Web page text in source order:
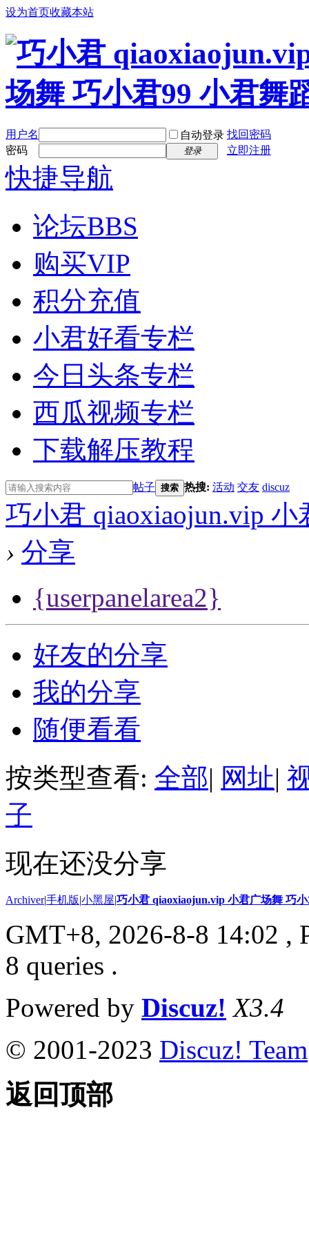
设为首页收藏本站
用户名 自动登录 找回密码
密码
登录 立即注册
快捷导航
论坛BBS
购买VIP
积分充值
小君好看专栏
今日头条专栏
西瓜视频专栏
下载解压教程
帖子 搜索 热搜: 活动 交友 discuz
巧小君 qiaoxiaojun.vip
› 分享
{userpanelarea2}
好友的分享
我的分享
随便看看
按类型查看: 全部| 网址|
子
现在还没分享
Archiver|手机版|小黑屋|巧小君 qiaoxiaojun.vip 小君广场舞 巧
GMT+8, 2026-8-8 14:02 ,
8 queries .
Powered by Discuz! X3.4
© 2001-2023 Discuz! Team
返回顶部